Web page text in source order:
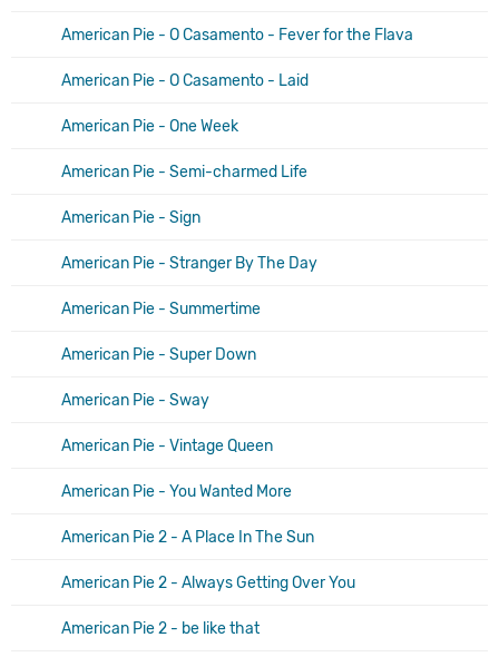
American Pie - O Casamento - Fever for the Flava
American Pie - O Casamento - Laid
American Pie - One Week
American Pie - Semi-charmed Life
American Pie - Sign
American Pie - Stranger By The Day
American Pie - Summertime
American Pie - Super Down
American Pie - Sway
American Pie - Vintage Queen
American Pie - You Wanted More
American Pie 2 - A Place In The Sun
American Pie 2 - Always Getting Over You
American Pie 2 - be like that